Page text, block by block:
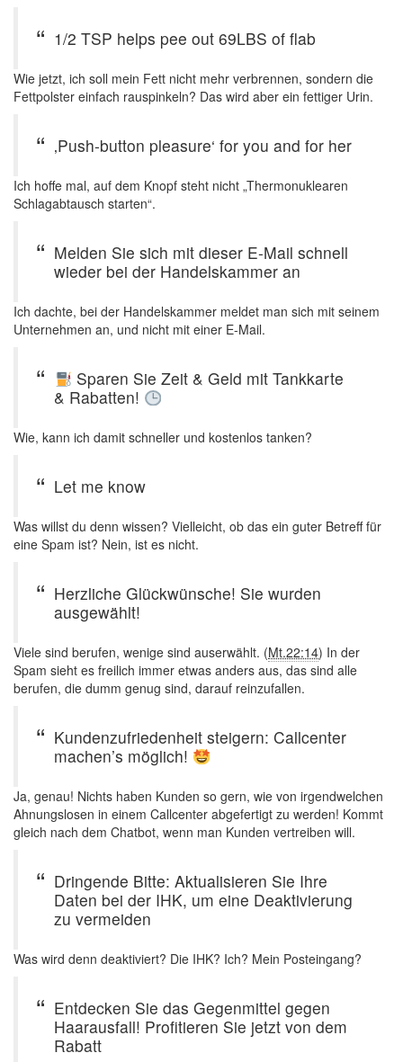
1/2 TSP helps pee out 69LBS of flab
Wie jetzt, ich soll mein Fett nicht mehr verbrennen, sondern die
Fettpolster einfach rauspinkeln? Das wird aber ein fettiger Urin.
‚Push-button pleasure‘ for you and for her
Ich hoffe mal, auf dem Knopf steht nicht „Thermonuklearen
Schlagabtausch starten“.
Melden Sie sich mit dieser E-Mail schnell
wieder bei der Handelskammer an
Ich dachte, bei der Handelskammer meldet man sich mit seinem
Unternehmen an, und nicht mit einer E-Mail.
Sparen Sie Zeit & Geld mit Tankkarte
& Rabatten!
Wie, kann ich damit schneller und kostenlos tanken?
Let me know
Was willst du denn wissen? Vielleicht, ob das ein guter Betreff für
eine Spam ist? Nein, ist es nicht.
Herzliche Glückwünsche! Sie wurden
ausgewählt!
Viele sind berufen, wenige sind auserwählt. (Mt.22:14) In der
Spam sieht es freilich immer etwas anders aus, das sind alle
berufen, die dumm genug sind, darauf reinzufallen.
Kundenzufriedenheit steigern: Callcenter
machen’s möglich!
Ja, genau! Nichts haben Kunden so gern, wie von irgendwelchen
Ahnungslosen in einem Callcenter abgefertigt zu werden! Kommt
gleich nach dem Chatbot, wenn man Kunden vertreiben will.
Dringende Bitte: Aktualisieren Sie Ihre
Daten bei der IHK, um eine Deaktivierung
zu vermeiden
Was wird denn deaktiviert? Die IHK? Ich? Mein Posteingang?
Entdecken Sie das Gegenmittel gegen
Haarausfall! Profitieren Sie jetzt von dem
Rabatt